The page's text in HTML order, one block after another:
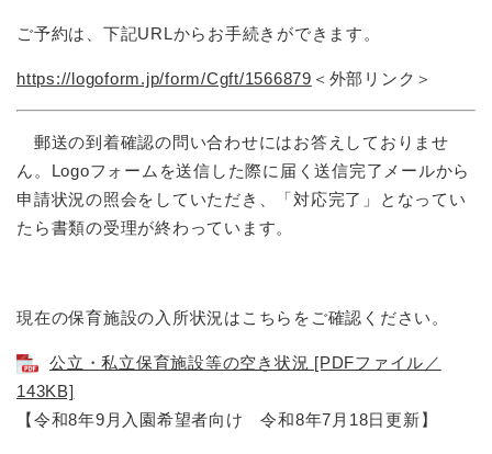
ご予約は、下記URLからお手続きができます。
https://logoform.jp/form/Cgft/1566879​ ＜外部リンク＞
郵送の到着確認の問い合わせにはお答えしておりませ
ん。Logoフォームを送信した際に届く送信完了メールから
申請状況の照会をしていただき、「対応完了」となってい
たら書類の受理が終わっています。
現在の保育施設の入所状況はこちらをご確認ください。
公立・私立保育施設等の空き状況 [PDFファイル／
143KB]
【令和8年9月入園希望者向け 令和8年7月18日更新】